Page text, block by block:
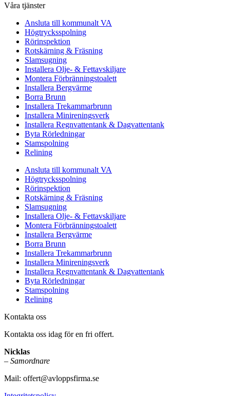
Våra tjänster
Ansluta till kommunalt VA
Högtrycksspolning
Rörinspektion
Rotskärning & Fräsning
Slamsugning
Installera Olje- & Fettavskiljare
Montera Förbränningstoalett
Installera Bergvärme
Borra Brunn
Installera Trekammarbrunn
Installera Minireningsverk
Installera Regnvattentank & Dagvattentank
Byta Rörledningar
Stamspolning
Relining
Ansluta till kommunalt VA
Högtrycksspolning
Rörinspektion
Rotskärning & Fräsning
Slamsugning
Installera Olje- & Fettavskiljare
Montera Förbränningstoalett
Installera Bergvärme
Borra Brunn
Installera Trekammarbrunn
Installera Minireningsverk
Installera Regnvattentank & Dagvattentank
Byta Rörledningar
Stamspolning
Relining
Kontakta oss
Kontakta oss idag för en fri offert.
Nicklas
– Samordnare
Mail: offert@avloppsfirma.se